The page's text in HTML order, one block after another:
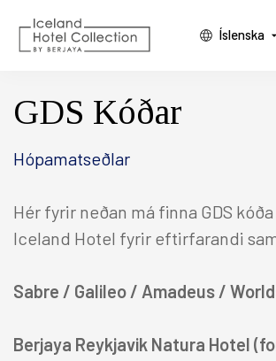
Íslenska
GDS Kóðar
Hópamatseðlar
Hér fyrir neðan má finna GDS
Iceland Hotel fyrir eftirfarandi
Sabre / Galileo / Amadeus /
Berjaya Reykjavik Natura Hotel